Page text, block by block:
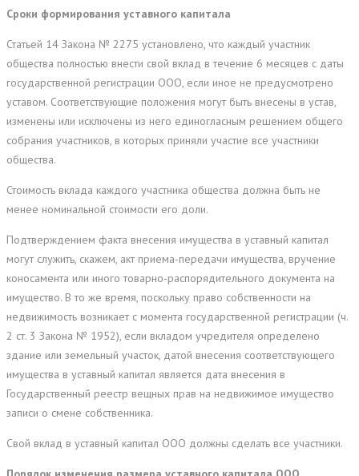
Сроки формирования уставного капитала
Статьей 14 Закона № 2275 установлено, что каждый участник
общества полностью внести свой вклад в течение 6 месяцев с даты
государственной регистрации ООО, если иное не предусмотрено
уставом. Соответствующие положения могут быть внесены в устав,
изменены или исключены из него единогласным решением общего
собрания участников, в которых приняли участие все участники
общества.
Стоимость вклада каждого участника общества должна быть не
менее номинальной стоимости его доли.
Подтверждением факта внесения имущества в уставный капитал
могут служить, скажем, акт приема-передачи имущества, вручение
коносамента или иного товарно-распорядительного документа на
имущество. В то же время, поскольку право собственности на
недвижимость возникает с момента государственной регистрации (ч.
2 ст. 3 Закона № 1952), если вкладом учредителя определено
здание или земельный участок, датой внесения соответствующего
имущества в уставный капитал является дата внесения в
Государственный реестр вещных прав на недвижимое имущество
записи о смене собственника.
Свой вклад в уставный капитал ООО должны сделать все участники.